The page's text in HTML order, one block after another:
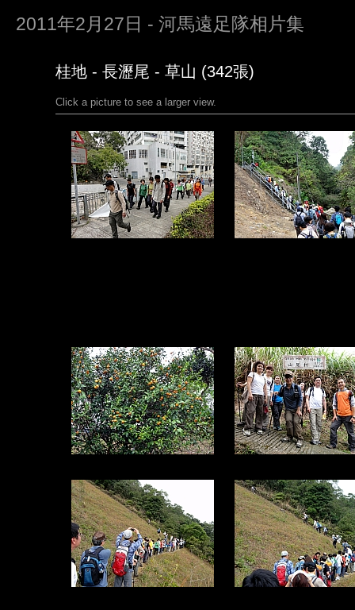
2011年2月27日 - 河馬遠足隊相片集
桂地 - 長瀝尾 - 草山 (342張)
Click a picture to see a larger view.